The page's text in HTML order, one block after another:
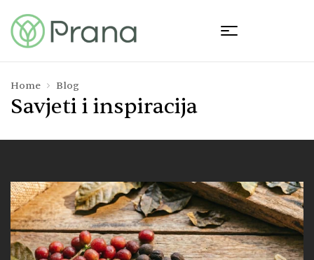
Home Blog
Savjeti i inspiracija